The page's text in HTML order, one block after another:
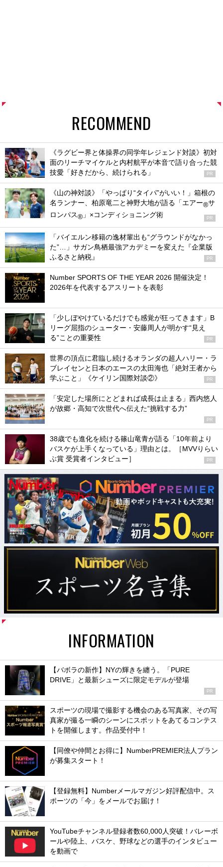
RECOMMEND
《ラグビー界と体操界の同学年レジェンド対談》初対
面のリーチマイケルと内村航平が本音で語り合った競
技愛「好きだから、続けられる」
PR
《山の神対談》「やっぱり“タイパ”がいい！」箱根の
名ランナー、柏原竜二と神野大地が語る「エアー®サ
ロンパス® 」×コンディショニング術 PR
「バイエルン移籍の逸材輩出も“グラウンドがなかっ
た”…」サガン鳥栖最強アカデミーを変えた『企業版
ふるさと納税』
PR
Number SPORTS OF THE YEAR 2026 開催決定！
2026年を代表するアスリートを表彰
「少しぼやけているだけでも感覚が狂ってきます」B
リーグ屈指のシューター・安藤周人が明かす“見え
る”ことの重要性
PR
世界の頂点に君臨し続けるオランダの超人ハリー・ラ
ブレイセンと日本のエースの太田海也「絶対王者から
学ぶこと」《ケイリン国際対談②》
PR
「安定した場所にとどまれば成長は止まる」西内悠人
が故郷・高知で次世代へ伝えた“挑戦する力”
PR
38歳でも進化を続ける篠山竜青が語る「10年前より
バスケが上手くなっている」理由とは。［MVVりらい
ぶ賞 受賞者インタビュー］
PR
INFORMATION
【バボラの新作】NYの輝きを纏う。「PURE
DRIVE」と最新シューズに限定モデルが登場
PR
スポーツの現場で撮影する機会のある写真家、その写
真家が撮る一瞬のシーンにスポットをあてるコンテス
トを開催します。作品受付中！
【同僚や仲間とお得に】NumberPREMIER法人プラン
が募集スタート！
【登録無料】Numberメールマガジン好評配信中。ス
ポーツの「今」をメールでお届け！
YouTubeチャンネル登録者数60,000人突破！バレーボ
ールや陸上、バスケ、野球などの選手のインタビュー
を動画で